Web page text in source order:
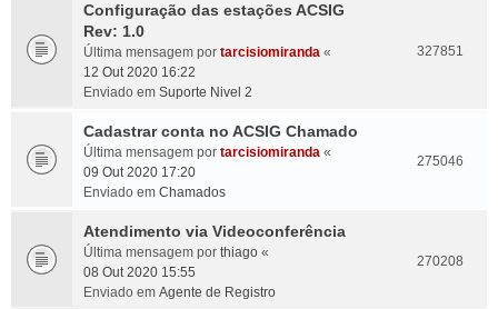
Configuração das estações ACSIG
Rev: 1.0
Última mensagem por tarcisiomiranda «
12 Out 2020 16:22
Enviado em Suporte Nivel 2
327851
Cadastrar conta no ACSIG Chamado
Última mensagem por tarcisiomiranda «
09 Out 2020 17:20
Enviado em Chamados
275046
Atendimento via Videoconferência
Última mensagem por thiago «
08 Out 2020 15:55
Enviado em Agente de Registro
270208